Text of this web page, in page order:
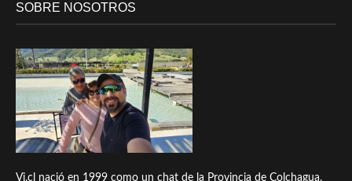
SOBRE NOSOTROS
Vi.cl nació en 1999 como un chat de la Provincia de Colchagua,